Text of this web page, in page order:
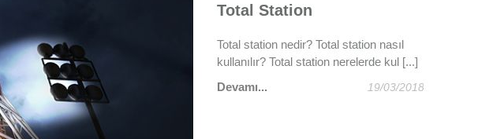
Polyak Eynez'in değerli ölçme ekipleri,
bu gururda sizin payınız büyük...
Devamı...
Total Station
Total station nedir? Total station nasıl
kullanılır? Total station nerelerde kul [...]
Devamı...
19/03/2018